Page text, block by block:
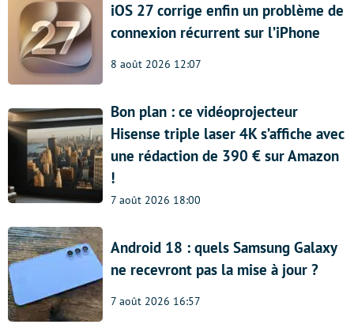
iOS 27 corrige enfin un problème de
connexion récurrent sur l’iPhone
8 août 2026 12:07
Bon plan : ce vidéoprojecteur
Hisense triple laser 4K s’affiche avec
une rédaction de 390 € sur Amazon
!
7 août 2026 18:00
Android 18 : quels Samsung Galaxy
ne recevront pas la mise à jour ?
7 août 2026 16:57